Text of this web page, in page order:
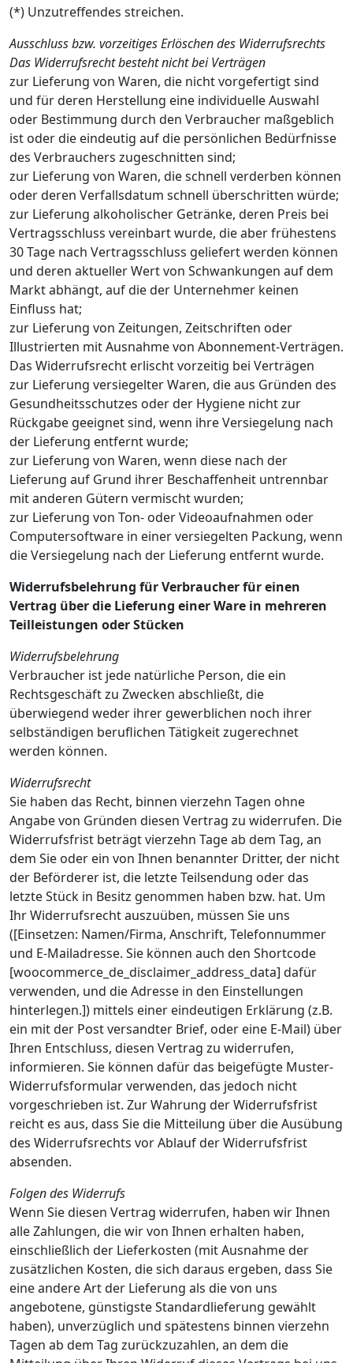
(*) Unzutreffendes streichen.
Ausschluss bzw. vorzeitiges Erlöschen des Widerrufsrechts
Das Widerrufsrecht besteht nicht bei Verträgen
zur Lieferung von Waren, die nicht vorgefertigt sind
und für deren Herstellung eine individuelle Auswahl
oder Bestimmung durch den Verbraucher maßgeblich
ist oder die eindeutig auf die persönlichen Bedürfnisse
des Verbrauchers zugeschnitten sind;
zur Lieferung von Waren, die schnell verderben können
oder deren Verfallsdatum schnell überschritten würde;
zur Lieferung alkoholischer Getränke, deren Preis bei
Vertragsschluss vereinbart wurde, die aber frühestens
30 Tage nach Vertragsschluss geliefert werden können
und deren aktueller Wert von Schwankungen auf dem
Markt abhängt, auf die der Unternehmer keinen
Einfluss hat;
zur Lieferung von Zeitungen, Zeitschriften oder
Illustrierten mit Ausnahme von Abonnement-Verträgen.
Das Widerrufsrecht erlischt vorzeitig bei Verträgen
zur Lieferung versiegelter Waren, die aus Gründen des
Gesundheitsschutzes oder der Hygiene nicht zur
Rückgabe geeignet sind, wenn ihre Versiegelung nach
der Lieferung entfernt wurde;
zur Lieferung von Waren, wenn diese nach der
Lieferung auf Grund ihrer Beschaffenheit untrennbar
mit anderen Gütern vermischt wurden;
zur Lieferung von Ton- oder Videoaufnahmen oder
Computersoftware in einer versiegelten Packung, wenn
die Versiegelung nach der Lieferung entfernt wurde.
Widerrufsbelehrung für Verbraucher für einen
Vertrag über die Lieferung einer Ware in mehreren
Teilleistungen oder Stücken
Widerrufsbelehrung
Verbraucher ist jede natürliche Person, die ein
Rechtsgeschäft zu Zwecken abschließt, die
überwiegend weder ihrer gewerblichen noch ihrer
selbständigen beruflichen Tätigkeit zugerechnet
werden können.
Widerrufsrecht
Sie haben das Recht, binnen vierzehn Tagen ohne
Angabe von Gründen diesen Vertrag zu widerrufen. Die
Widerrufsfrist beträgt vierzehn Tage ab dem Tag, an
dem Sie oder ein von Ihnen benannter Dritter, der nicht
der Beförderer ist, die letzte Teilsendung oder das
letzte Stück in Besitz genommen haben bzw. hat. Um
Ihr Widerrufsrecht auszuüben, müssen Sie uns
([Einsetzen: Namen/Firma, Anschrift, Telefonnummer
und E-Mailadresse. Sie können auch den Shortcode
[woocommerce_de_disclaimer_address_data] dafür
verwenden, und die Adresse in den Einstellungen
hinterlegen.]) mittels einer eindeutigen Erklärung (z.B.
ein mit der Post versandter Brief, oder eine E-Mail) über
Ihren Entschluss, diesen Vertrag zu widerrufen,
informieren. Sie können dafür das beigefügte Muster-
Widerrufsformular verwenden, das jedoch nicht
vorgeschrieben ist. Zur Wahrung der Widerrufsfrist
reicht es aus, dass Sie die Mitteilung über die Ausübung
des Widerrufsrechts vor Ablauf der Widerrufsfrist
absenden.
Folgen des Widerrufs
Wenn Sie diesen Vertrag widerrufen, haben wir Ihnen
alle Zahlungen, die wir von Ihnen erhalten haben,
einschließlich der Lieferkosten (mit Ausnahme der
zusätzlichen Kosten, die sich daraus ergeben, dass Sie
eine andere Art der Lieferung als die von uns
angebotene, günstigste Standardlieferung gewählt
haben), unverzüglich und spätestens binnen vierzehn
Tagen ab dem Tag zurückzuzahlen, an dem die